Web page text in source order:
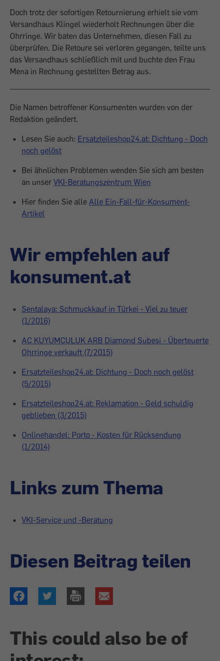
Doch trotz der sofortigen Retournierung erhielt sie vom
Versandhaus Klingel wiederholt Rechnungen über die
Ohrringe. Wir baten das Unternehmen, diesen Fall zu
überprüfen. Die Retoure sei verloren gegangen, teilte uns
das Versandhaus schließlich mit und buchte den Frau
Mena in Rechnung gestellten Betrag aus.
Die Namen betroffener Konsumenten wurden von der
Redaktion geändert.
Lesen Sie auch: Ersatzteileshop24.at: Dichtung - Doch
noch gelöst
Bei ähnlichen Problemen wenden Sie sich am besten
an unser VKI-Beratungszentrum Wien
Hier finden Sie alle Alle Ein-Fall-für-Konsument-
Artikel
Wir empfehlen auf
konsument.at
Sentalaya: Schmuckkauf in Türkei - Viel zu teuer
(1/2016)
AC KUYUMCULUK ARB Diamond Subesi - Überteuerte
Ohrringe verkauft (7/2015)
Ersatzteileshop24.at: Dichtung - Doch noch gelöst
(5/2015)
Ersatzteileshop24.at: Reklamation - Geld schuldig
geblieben (3/2015)
Onlinehandel: Porto - Kosten für Rücksendung
(1/2014)
Links zum Thema
VKI-Service und -Beratung
Diesen Beitrag teilen
This could also be of